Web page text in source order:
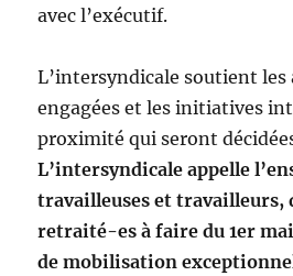
avec l’exécutif.
L’intersyndicale soutient les
engagées et les initiatives
proximité qui seront
L’intersyndicale appelle
travailleuses et travailleurs,
retraité-es à faire du 1er
de mobilisation